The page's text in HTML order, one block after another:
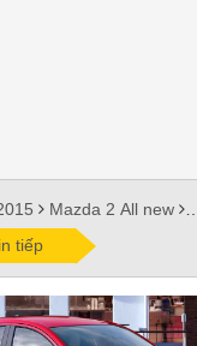
Mazda 2 All new
2015
Xe mới
2015 nhập khẩu Thái
tiếp